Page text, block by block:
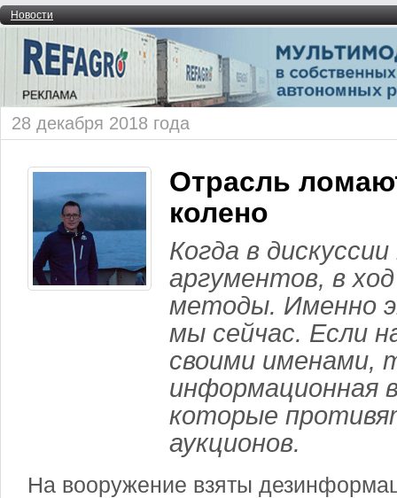
Новости
28 декабря 2018 года
Отрасль
колено
Когда в
аргументов, в
методы. Именно
мы сейчас. Если
своими именами,
информационная
которые
аукционов.
На вооружение взяты